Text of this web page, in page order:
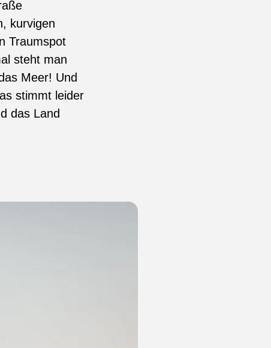
kurvigen
Traumspot
steht man
Meer! Und
stimmt leider
das Land